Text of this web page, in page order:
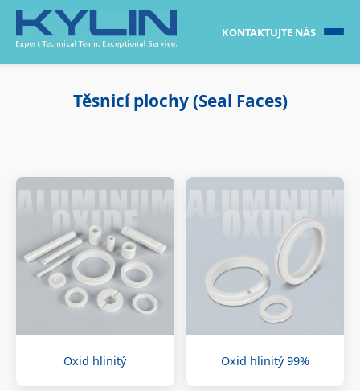
KONTAKTUJTE NÁS
Těsnicí plochy (Seal Faces)
Oxid hlinitý Oxid hlinitý 99%